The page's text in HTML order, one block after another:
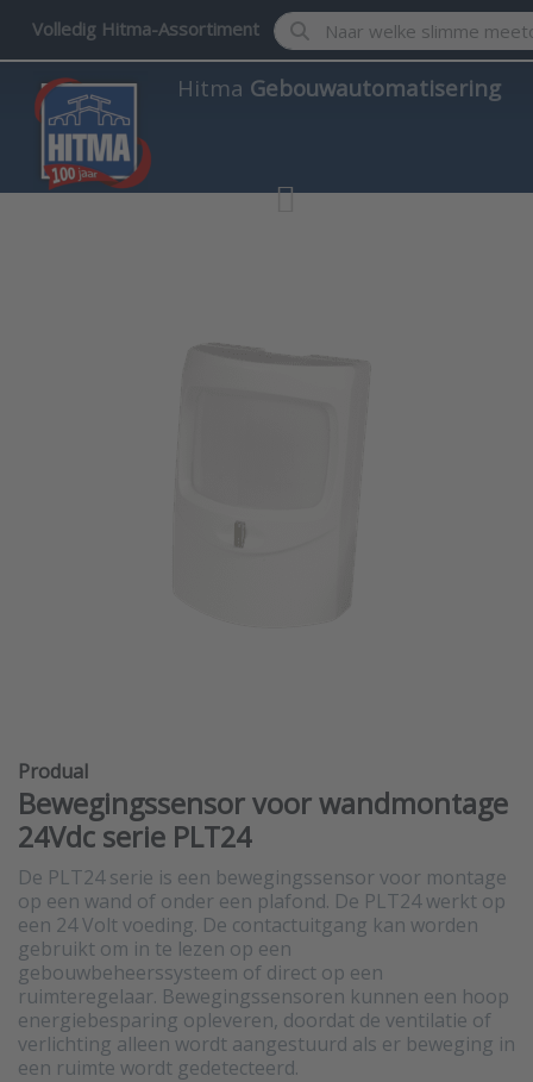
Volledig Hitma-Assortiment Enter a search term.
Hitma Gebouwautomatisering
Produal
Bewegingssensor voor wandmontage
24Vdc serie PLT24
De PLT24 serie is een bewegingssensor voor montage
op een wand of onder een plafond. De PLT24 werkt op
een 24 Volt voeding. De contactuitgang kan worden
gebruikt om in te lezen op een
gebouwbeheerssysteem of direct op een
ruimteregelaar. Bewegingssensoren kunnen een hoop
energiebesparing opleveren, doordat de ventilatie of
verlichting alleen wordt aangestuurd als er beweging in
een ruimte wordt gedetecteerd.